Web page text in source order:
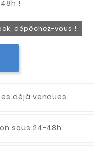
dépêchez-vous !
déjà vendues
sous 24-48h